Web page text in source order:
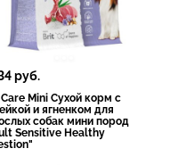
руб.
Mini Сухой корм с
и ягненком для
cобак мини пород
Sensitive Healthy